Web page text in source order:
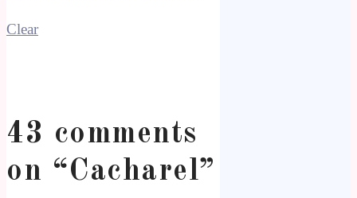
Clear
43 comments
on “Cacharel”